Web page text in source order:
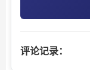
评论记录：